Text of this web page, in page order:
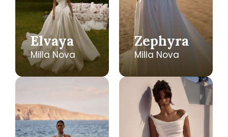
Elvaya
Milla Nova
Zephyra
Milla Nova